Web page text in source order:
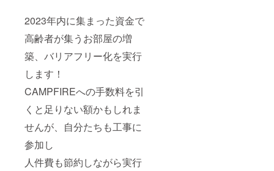
2023年内に集まった資金で
高齢者が集うお部屋の増
築、バリアフリー化を実行
します！
CAMPFIREへの手数料を引
くと足りない額かもしれま
せんが、自分たちも工事に
参加し
人件費も節約しながら実行